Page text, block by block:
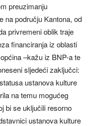
preuzimanju
na području Kantona, od
privremeni oblik traje
financiranja iz oblasti
–kažu iz BNP-a te
sljedeći zaključci:
ustanova kulture
na temu mogućeg
bi se uključili resorno
ustanova kulture